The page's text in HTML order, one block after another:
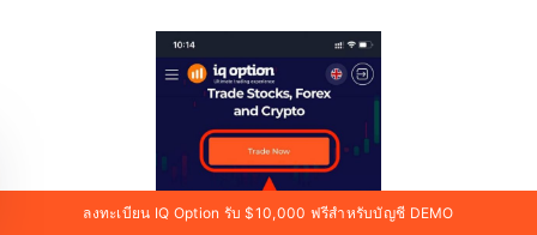
ลงทะเบียน IQ Option รับ $10,000 ฟรีสำหรับบัญชี DEMO